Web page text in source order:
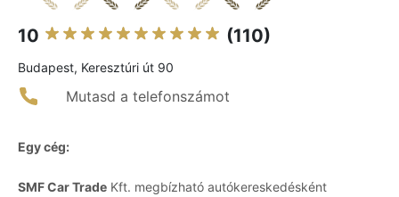
10 (110)
Budapest, Keresztúri út 90
Mutasd a telefonszámot
Egy cég:
SMF Car Trade Kft. megbízható autókereskedésként